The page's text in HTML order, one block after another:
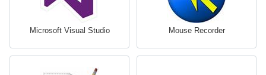
Microsoft Visual Studio Mouse Recorder